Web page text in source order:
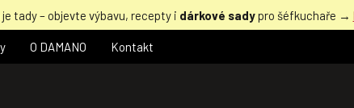
tady – objevte výbavu, recepty i dárkové sadypro šéfkuchaře →
O DAMANO Kontakt